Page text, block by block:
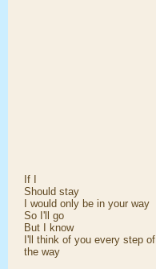
If I
Should stay
I would only be in your way
So I'll go
But I know
I'll think of you every step of
the way